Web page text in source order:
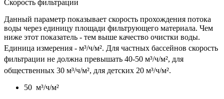
Скорость фильтрации
Данный параметр показывает скорость прохождения потока
воды через единицу площади фильтрующего материала. Чем
ниже этот показатель - тем выше качество очистки воды.
Единица измерения - м³/ч/м². Для частных бассейнов скорость
фильтрации не должна превышать 40-50 м³/ч/м², для
общественных 30 м³/ч/м², для детских 20 м³/ч/м².
50 м³/ч/м²